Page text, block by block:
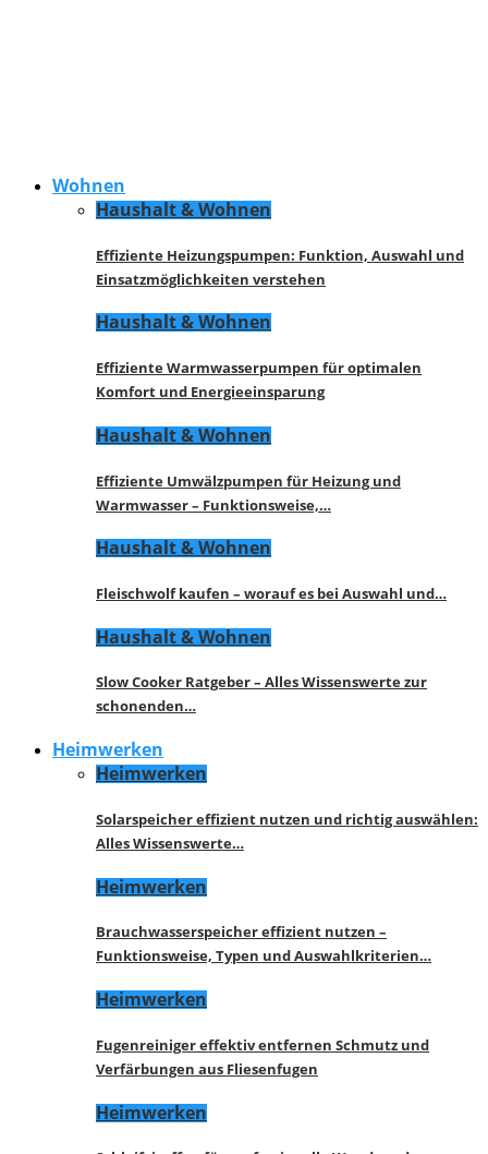
Wohnen
Haushalt & Wohnen
Effiziente Heizungspumpen: Funktion, Auswahl und
Einsatzmöglichkeiten verstehen
Haushalt & Wohnen
Effiziente Warmwasserpumpen für optimalen
Komfort und Energieeinsparung
Haushalt & Wohnen
Effiziente Umwälzpumpen für Heizung und
Warmwasser – Funktionsweise,…
Haushalt & Wohnen
Fleischwolf kaufen – worauf es bei Auswahl und…
Haushalt & Wohnen
Slow Cooker Ratgeber – Alles Wissenswerte zur
schonenden…
Heimwerken
Heimwerken
Solarspeicher effizient nutzen und richtig auswählen:
Alles Wissenswerte…
Heimwerken
Brauchwasserspeicher effizient nutzen –
Funktionsweise, Typen und Auswahlkriterien…
Heimwerken
Fugenreiniger effektiv entfernen Schmutz und
Verfärbungen aus Fliesenfugen
Heimwerken